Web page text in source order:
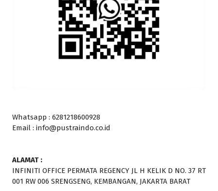
Whatsapp : 6281218600928
Email : info@pustraindo.co.id
ALAMAT :
INFINITI OFFICE PERMATA REGENCY JL H KELIK D NO. 37 RT
001 RW 006 SRENGSENG, KEMBANGAN, JAKARTA BARAT